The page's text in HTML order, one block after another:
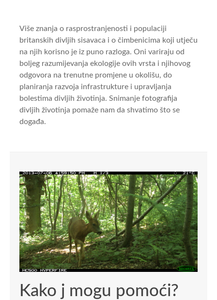
Više znanja o rasprostranjenosti i populaciji
britanskih divljih sisavaca i o čimbenicima koji utječu
na njih korisno je iz puno razloga. Oni variraju od
boljeg razumijevanja ekologije ovih vrsta i njihovog
odgovora na trenutne promjene u okolišu, do
planiranja razvoja infrastrukture i upravljanja
bolestima divljih životinja. Snimanje fotografija
divljih životinja pomaže nam da shvatimo što se
događa.
Kako j mogu pomoći?